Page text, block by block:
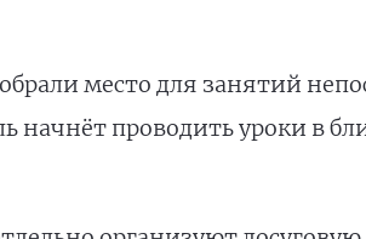
место для занятий
начнёт проводить уроки в